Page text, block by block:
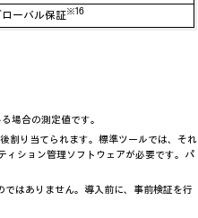
ーバル保証※16
場合の測定値です。
割り当てられます。標準ツールでは、それ
ィション管理ソフトウェアが必要です。パ
はありません。導入前に、事前検証を行